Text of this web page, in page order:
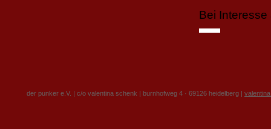
Bei
der punker e.V. | c/o valentina schenk | burnhofweg 4 · 69126 heidelberg |